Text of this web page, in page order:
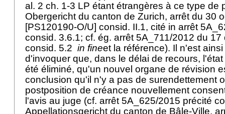
al. 2 ch. 1-3 LP étant étrangères à ce type de
Obergericht du canton de Zurich, arrêt du 30
[PS120190-O/U] consid. II.1, cité in arrêt
consid. 3.6.1; cf. ég. arrêt 5A_711/2012 du
consid. 5.2 in fineet la référence). Il n'est
d'invoquer que, dans le délai de recours,
été éliminé, qu'un nouvel organe de révision
conclusion qu'il n'y a pas de surendettement
postposition de créance nouvellement
l'avis au juge (cf. arrêt 5A_625/2015 précité
Appellationsgericht du canton de Bâle-Ville,